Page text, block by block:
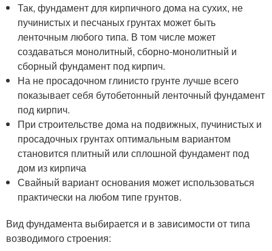
Так, фундамент для кирпичного дома на сухих, не
пучинистых и песчаных грунтах может быть
ленточным любого типа. В том числе может
создаваться монолитный, сборно-монолитный и
сборный фундамент под кирпич.
На не просадочном глинисто грунте лучше всего
показывает себя бутобетонный ленточный фундамент
под кирпич.
При строительстве дома на подвижных, пучинистых и
просадочных грунтах оптимальным вариантом
становится плитный или сплошной фундамент под
дом из кирпича
Свайный вариант основания может использоваться
практически на любом типе грунтов.
Вид фундамента выбирается и в зависимости от типа
возводимого строения: